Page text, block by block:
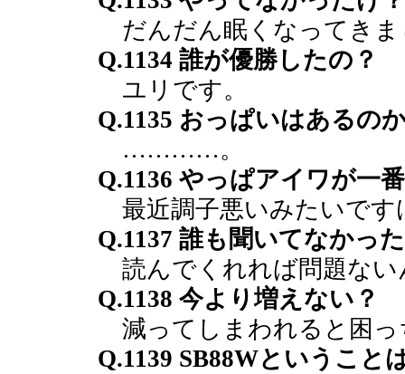
だんだん眠くなってきま
Q.1134 誰が優勝したの？
ユリです。
Q.1135 おっぱいはあるの
…………。
Q.1136 やっぱアイワが一
最近調子悪いみたいです
Q.1137 誰も聞いてなかっ
読んでくれれば問題ない
Q.1138 今より増えない？
減ってしまわれると困っ
Q.1139 SB88Wということ